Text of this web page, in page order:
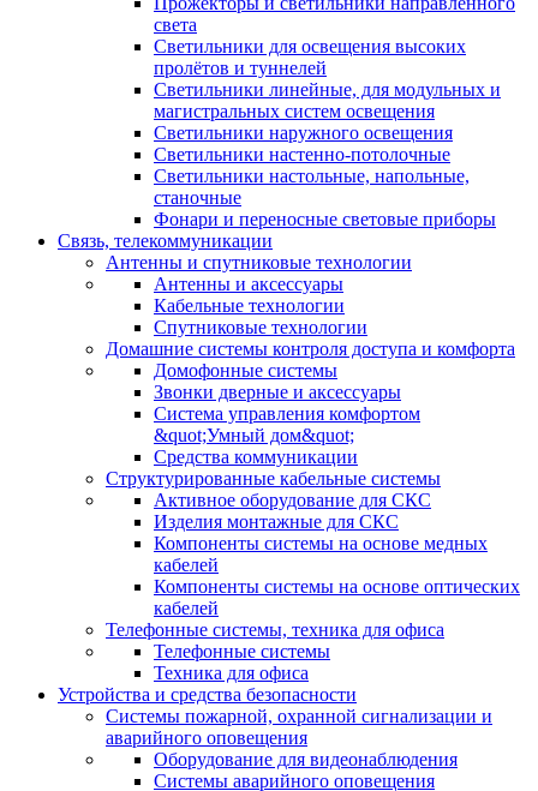
света
Светильники для освещения высоких
пролётов и туннелей
Светильники линейные, для модульных и
магистральных систем освещения
Светильники наружного освещения
Светильники настенно-потолочные
Светильники настольные, напольные,
станочные
Фонари и переносные световые приборы
Связь, телекоммуникации
Антенны и спутниковые технологии
Антенны и аксессуары
Кабельные технологии
Спутниковые технологии
Домашние системы контроля доступа и комфорта
Домофонные системы
Звонки дверные и аксессуары
Система управления комфортом
&quot;Умный дом&quot;
Средства коммуникации
Структурированные кабельные системы
Активное оборудование для СКС
Изделия монтажные для СКС
Компоненты системы на основе медных
кабелей
Компоненты системы на основе оптических
кабелей
Телефонные системы, техника для офиса
Телефонные системы
Техника для офиса
Устройства и средства безопасности
Системы пожарной, охранной сигнализации и
аварийного оповещения
Оборудование для видеонаблюдения
Системы аварийного оповещения